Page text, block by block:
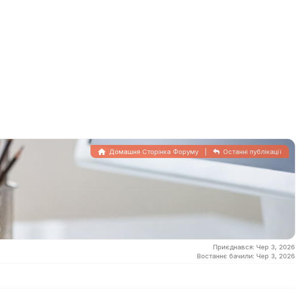
Домашня Сторінка Форуму Останні публікації
Приєднався: Чер 3, 2026
Востаннє бачили: Чер 3, 2026